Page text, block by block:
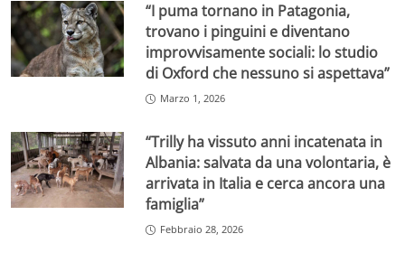
“I puma tornano in Patagonia,
trovano i pinguini e diventano
improvvisamente sociali: lo studio
di Oxford che nessuno si aspettava”
Marzo 1, 2026
“Trilly ha vissuto anni incatenata in
Albania: salvata da una volontaria, è
arrivata in Italia e cerca ancora una
famiglia”
Febbraio 28, 2026